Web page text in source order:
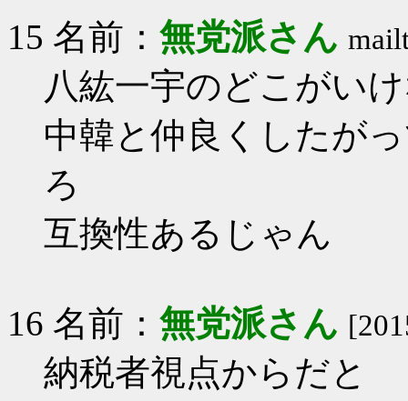
15 名前： 無党派さん
八紘一宇のどこがい
中韓と仲良くしたが
ろ
互換性あるじゃん
16 名前： 無党派さん
納税者視点からだと